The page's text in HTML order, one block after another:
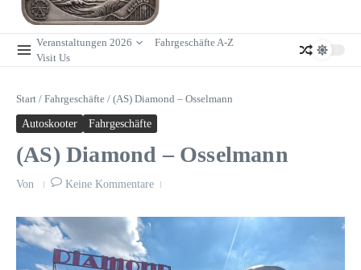
Veranstaltungen 2026
Fahrgeschäfte A-Z
Visit Us
Start / Fahrgeschäfte / (AS) Diamond – Osselmann
Autoskooter Fahrgeschäfte
(AS) Diamond – Osselmann
Von Keine Kommentare